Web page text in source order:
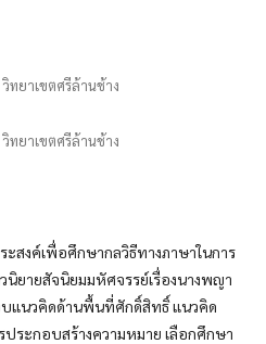
ทยาเขตศรีล้านช้าง
ทยาเขตศรีล้านช้าง
สงค์เพื่อศึกษากลวิธีทางภาษาในการ
ยายสัจนิยมมหัศจรรย์เรื่องนางพญา
บแนวคิดด้านพื้นที่ศักดิ์สิทธิ์ แนวคิด
ระกอบสร้างความหมาย เลือกศึกษา